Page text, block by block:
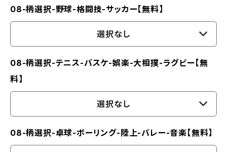
08-柄選択-野球-格闘技-サッカー【無料】
選択なし
08-柄選択-テニス-バスケ-娯楽-大相撲-ラグビー【無
料】
選択なし
08-柄選択-卓球-ボーリング-陸上-バレー-音楽【無料】